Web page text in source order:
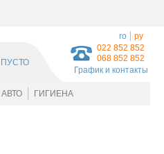
022 852 852
068 852 852
График и контакты
ПУСТО
ro ру
АВТО ГИГИЕНА